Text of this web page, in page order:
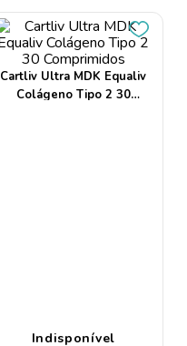
Cartliv Ultra MDK Equaliv
Colágeno Tipo 2 30
Indisponível